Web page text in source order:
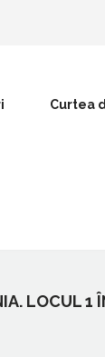
Curtea
LOCUL 1